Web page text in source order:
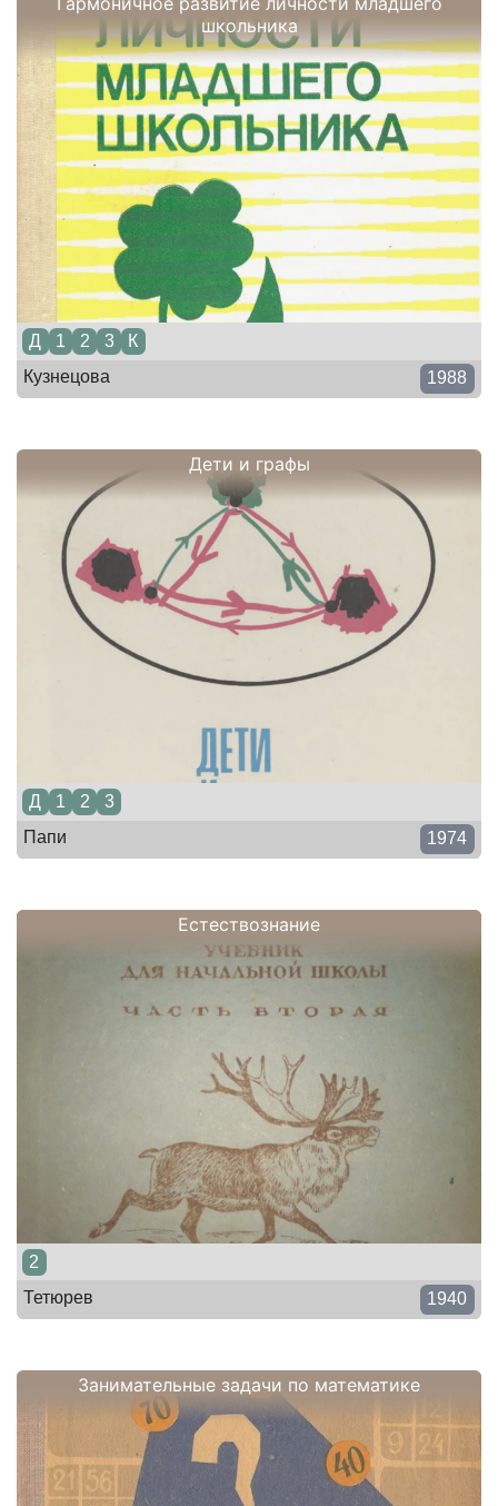
школьника
Д 1 2 3
К
Кузнецова
1988
Дети и графы
Д 1 2
3
Папи
1974
Естествознание
2
Тетюрев
1940
Занимательные задачи по математике